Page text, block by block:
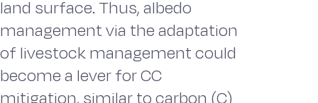
land surface. Thus, albedo
management via the adaptation
of livestock management could
become a lever for CC